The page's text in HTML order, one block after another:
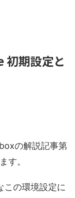
期設定と
の解説記事第
す。
この環境設定に